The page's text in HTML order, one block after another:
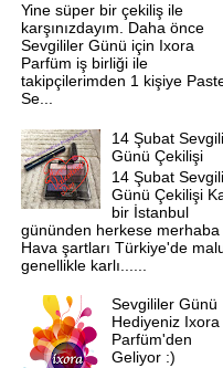
Yine süper bir çekiliş ile
karşınızdayım. Daha önce
Sevgililer Günü için Ixora
Parfüm iş birliği ile
takipçilerimden 1 kişiye
Se...
14 Şubat
Günü Çekilişi
14 Şubat
Günü Çekilişi
bir İstanbul
gününden herkese merhaba
Hava şartları Türkiye'de
genellikle karlı......
Sevgililer Günü
Hediyeniz Ixora
Parfüm'den
Geliyor :)